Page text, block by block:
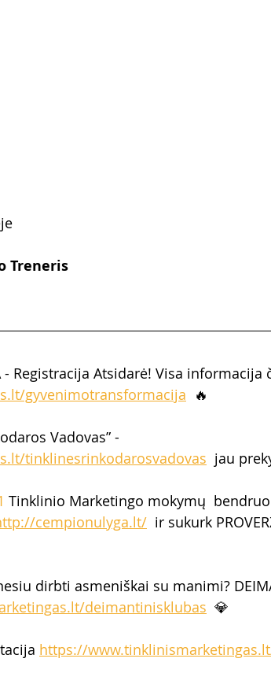
Treneris
- Registracija Atsidarė! Visa informacija
gyvenimotransformacija
  🔥
Vadovas” -
tinklinesrinkodarosvadovas
jau
Tinklinio Marketingo mokymų
cempionulyga.lt/
ir sukurk
dirbti asmeniškai su manimi?
deimantinisklubas
  💎
https://